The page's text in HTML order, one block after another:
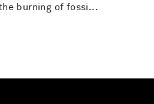
burning of fossi...